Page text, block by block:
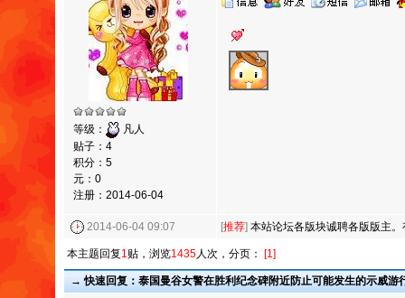
等级：
凡人
贴子：4
积分：5
元：0
注册：2014-06-04
2014-06-04 09:07 [推荐] 本站论坛各版块诚聘各版版主
本主题回复1贴，浏览1435人次，分页： [1]
→ 快速回复：泰国曼谷女警在胜利纪念碑附近防止可能发生的示威游